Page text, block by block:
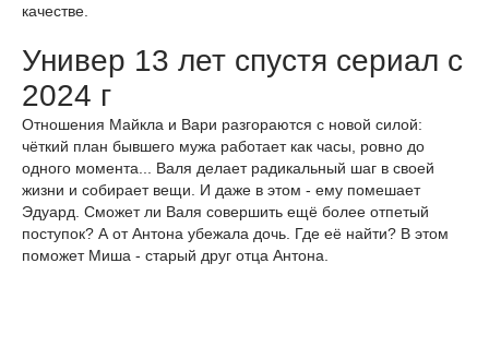
качестве.
Универ 13 лет спустя сериал с
2024 г
Отношения Майкла и Вари разгораются с новой силой:
чёткий план бывшего мужа работает как часы, ровно до
одного момента... Валя делает радикальный шаг в своей
жизни и собирает вещи. И даже в этом - ему помешает
Эдуард. Сможет ли Валя совершить ещё более отпетый
поступок? А от Антона убежала дочь. Где её найти? В этом
поможет Миша - старый друг отца Антона.